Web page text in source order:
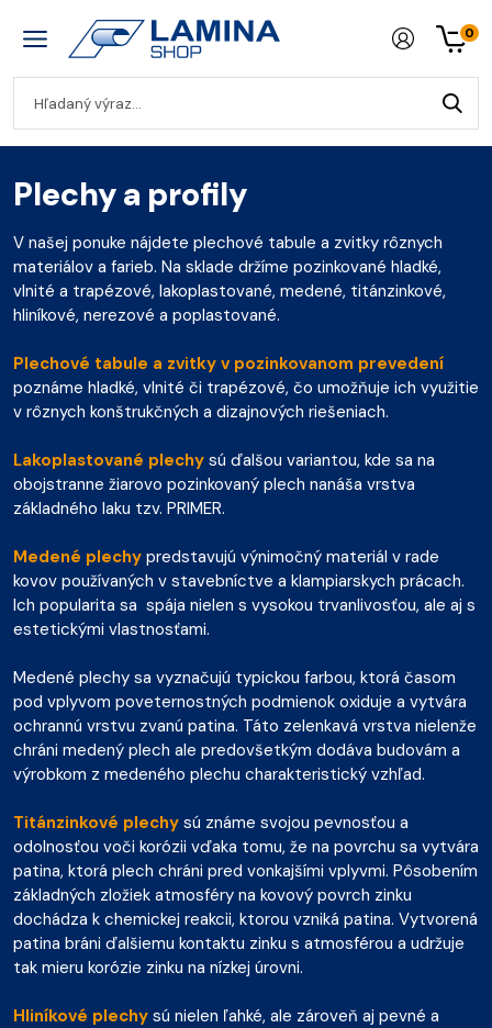
0
Plechy a profily
V našej ponuke nájdete plechové tabule a zvitky rôznych
materiálov a farieb. Na sklade držíme pozinkované hladké,
vlnité a trapézové, lakoplastované, medené, titánzinkové,
hliníkové, nerezové a poplastované.
Plechové tabule a zvitky v pozinkovanom prevedení
poznáme hladké, vlnité či trapézové, čo umožňuje ich využitie
v rôznych konštrukčných a dizajnových riešeniach.
Lakoplastované plechy sú ďalšou variantou, kde sa na
obojstranne žiarovo pozinkovaný plech nanáša vrstva
základného laku tzv. PRIMER.
Medené plechy predstavujú výnimočný materiál v rade
kovov používaných v stavebníctve a klampiarskych prácach.
Ich popularita sa spája nielen s vysokou trvanlivosťou, ale aj s
estetickými vlastnosťami.
Medené plechy sa vyznačujú typickou farbou, ktorá časom
pod vplyvom poveternostných podmienok oxiduje a vytvára
ochrannú vrstvu zvanú patina. Táto zelenkavá vrstva nielenže
chráni medený plech ale predovšetkým dodáva budovám a
výrobkom z medeného plechu charakteristický vzhľad.
Titánzinkové plechy sú známe svojou pevnosťou a
odolnosťou voči korózii vďaka tomu, že na povrchu sa vytvára
patina, ktorá plech chráni pred vonkajšími vplyvmi. Pôsobením
základných zložiek atmosféry na kovový povrch zinku
dochádza k chemickej reakcii, ktorou vzniká patina. Vytvorená
patina bráni ďalšiemu kontaktu zinku s atmosférou a udržuje
tak mieru korózie zinku na nízkej úrovni.
Hliníkové plechy sú nielen ľahké, ale zároveň aj pevné a